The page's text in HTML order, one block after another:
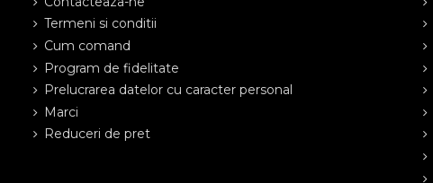
Termeni si conditii
Cum comand
Program de fidelitate
Prelucrarea datelor cu caracter personal
Marci
Reduceri de pret